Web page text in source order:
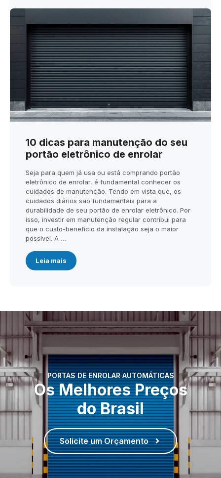
10 dicas para manutenção do seu
portão eletrônico de enrolar
Seja para quem já usa ou está comprando portão
eletrônico de enrolar, é fundamental conhecer os
cuidados de manutenção. Tendo em vista que, os
cuidados diários são fundamentais para a
durabilidade de seu portão de enrolar eletrônico. Por
isso, investir em manutenção regular contribui para
que o custo-benefício da instalação seja o maior
possível. A …
Leia mais
PORTAS DE ENROLAR AUTOMÁTICAS
Os Melhores Preços
do Brasil
Solicite um Orçamento